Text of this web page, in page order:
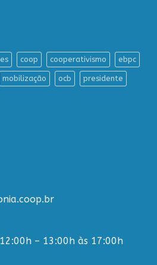
coop cooperativismo ebpc
mobilização ocb presidente
– 13:00h às 17:00h